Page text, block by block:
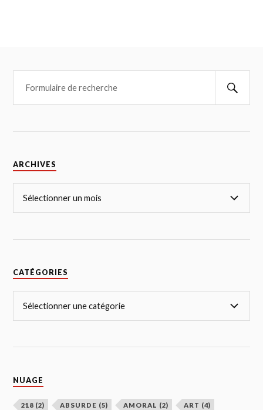
ARCHIVES
CATÉGORIES
NUAGE
218 (2) ABSURDE (5) AMORAL (2) ART (4)